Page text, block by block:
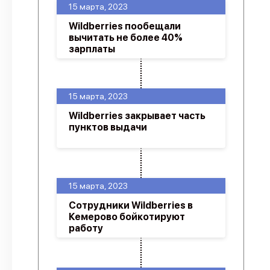
15 марта, 2023
Сотрудники Wildberries в
Кемерово бойкотируют
работу
15 марта, 2023
Wildberries закрывает часть
пунктов выдачи
15 марта, 2023
Wildberries пообещали
вычитать не более 40%
зарплаты